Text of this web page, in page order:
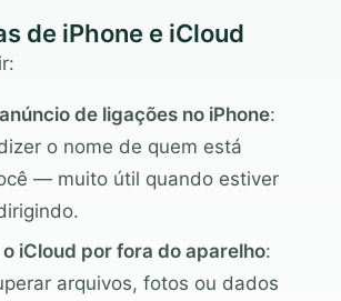
de iPhone e iCloud
de ligações no iPhone:
o nome de quem está
— muito útil quando estiver
iCloud por fora do aparelho:
arquivos, fotos ou dados